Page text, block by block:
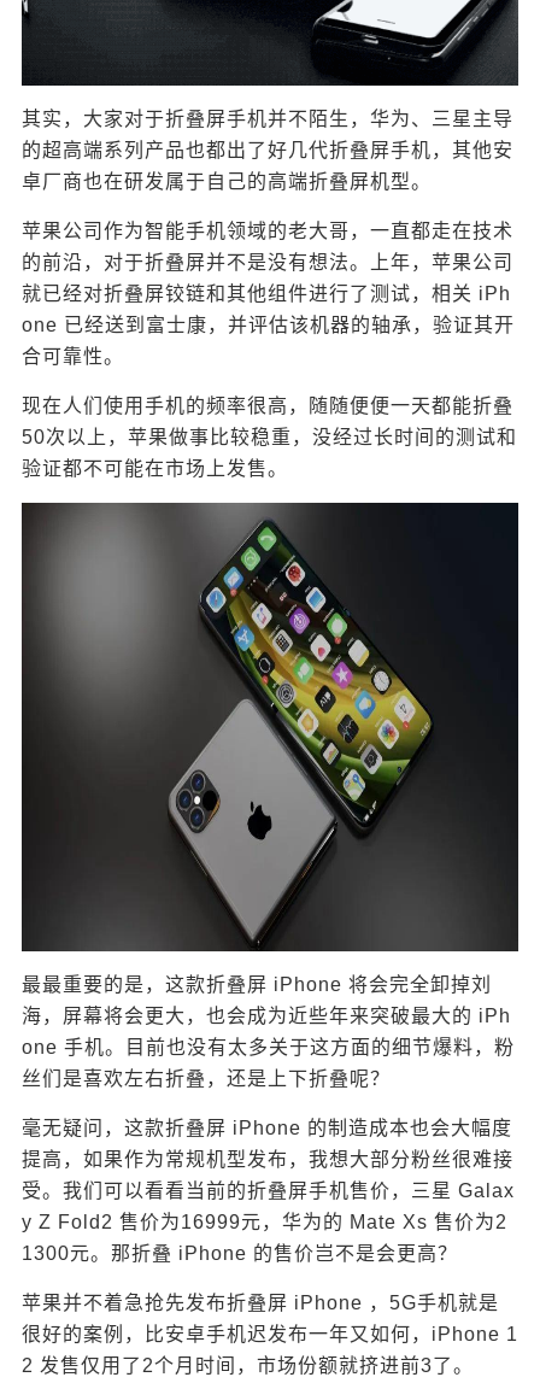
其实，大家对于折叠屏手机并不陌生，华为、三星主导
的超高端系列产品也都出了好几代折叠屏手机，其他安
卓厂商也在研发属于自己的高端折叠屏机型。
苹果公司作为智能手机领域的老大哥，一直都走在技术
的前沿，对于折叠屏并不是没有想法。上年，苹果公司
就已经对折叠屏铰链和其他组件进行了测试，相关 iPh
one 已经送到富士康，并评估该机器的轴承，验证其开
合可靠性。
现在人们使用手机的频率很高，随随便便一天都能折叠
50次以上，苹果做事比较稳重，没经过长时间的测试和
验证都不可能在市场上发售。
最最重要的是，这款折叠屏 iPhone 将会完全卸掉刘
海，屏幕将会更大，也会成为近些年来突破最大的 iPh
one 手机。目前也没有太多关于这方面的细节爆料，粉
丝们是喜欢左右折叠，还是上下折叠呢？
毫无疑问，这款折叠屏 iPhone 的制造成本也会大幅度
提高，如果作为常规机型发布，我想大部分粉丝很难接
受。我们可以看看当前的折叠屏手机售价，三星 Galax
y Z Fold2 售价为16999元，华为的 Mate Xs 售价为2
1300元。那折叠 iPhone 的售价岂不是会更高？
苹果并不着急抢先发布折叠屏 iPhone ，5G手机就是
很好的案例，比安卓手机迟发布一年又如何，iPhone 1
2 发售仅用了2个月时间，市场份额就挤进前3了。
有想法。上年，苹果公司就已经对折叠屏铰链和其
他组件进行了测试，相关 iPhone 已经送到富士康，
并评估该机器的轴承，验证其开合可靠性。 现在人
们使用手机的频率很高，随随便便一天都能折叠50
次以上，苹果做事比较稳重，没经过长时间的测试
和验证都不可能在市场上发售。 最最重要的是，这
大，也会成为近些年来突破最大的 iPhone 手机。目
前也没有太多关于这方面的细节爆料，粉丝们是喜
欢左右折叠，还是上下折叠呢？ 毫无疑问，这款折
叠屏 iPhone 的制造成本也会大幅度提高，如果作为
常规机型发布，我想大部分粉丝很难接受。我们可
2 售价为16999元，华为的 Mate Xs 售价为21300
元。那折叠 iPhone 的售价岂不是会更高？ 苹果并
不着急抢先发布折叠屏 iPhone ，5G手机就是很好
的案例，比安卓手机迟发布一年又如何，iPhone 12
发售仅用了2个月时间，市场份额就挤进前3了。 根
据爆料，这款折叠屏 iPhone 在未来一年的时间里还
只是一个测试阶段，有可能会在2022年发布，售价
预计为1499美元起步，折合人民币约为9840元，注
意这个是美版哦。国行价格预计在12000-13000元
左右，或许会作为旗舰机型问世。 0 收藏
给鹰视界打赏